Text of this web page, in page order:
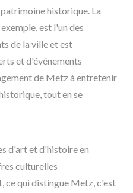
historique. La
est l'un des
de la ville et est
et d'événements
de Metz à entretenir
tout en se
d'art et d'histoire en
culturelles
ce qui distingue Metz, c'est